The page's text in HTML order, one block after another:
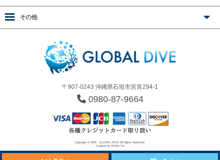
〒907-0243 沖縄県石垣市宮良294-1
0980-87-9664
その他
Copyright © 2026 GLOBAL DIVE All Rights Reserved.
Creative by Works-Yui